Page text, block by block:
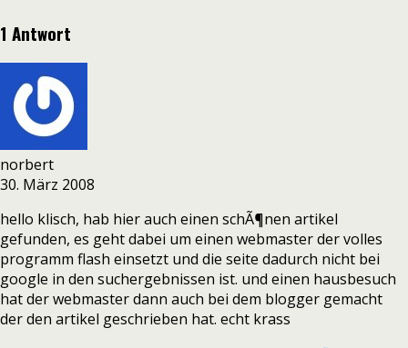
1 Antwort
norbert
30. März 2008
hello klisch, hab hier auch einen schÃ¶nen artikel
gefunden, es geht dabei um einen webmaster der volles
programm flash einsetzt und die seite dadurch nicht bei
google in den suchergebnissen ist. und einen hausbesuch
hat der webmaster dann auch bei dem blogger gemacht
der den artikel geschrieben hat. echt krass